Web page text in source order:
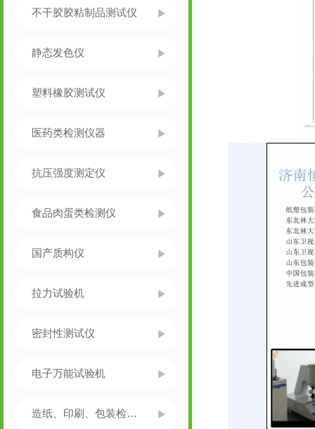
不干胶胶粘制品测试仪
静态发色仪
塑料橡胶测试仪
医药类检测仪器
抗压强度测定仪
食品肉蛋类检测仪
国产质构仪
拉力试验机
密封性测试仪
电子万能试验机
造纸、印刷、包装检测仪器